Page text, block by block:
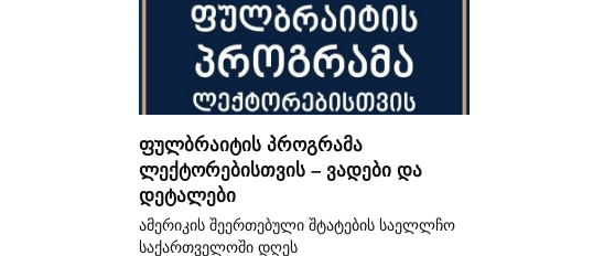
ფულბრაიტის პროგრამა
ლექტორებისთვის – ვადები და
დეტალები
ამერიკის შეერთებული შტატების საელლჩო
საქართველოში დღეს